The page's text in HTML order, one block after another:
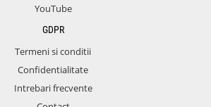
YouTube
GDPR
Termeni si conditii
Confidentialitate
Intrebari frecvente